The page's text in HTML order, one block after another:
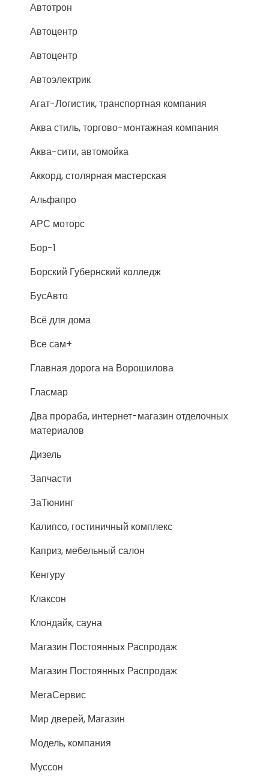
Автотрон
Автоцентр
Автоцентр
Автоэлектрик
Агат-Логистик, транспортная компания
Аква стиль, торгово-монтажная компания
Аква-сити, автомойка
Аккорд, столярная мастерская
Альфапро
АРС моторс
Бор-1
Борский Губернский колледж
БусАвто
Всё для дома
Все сам+
Главная дорога на Ворошилова
Гласмар
Два прораба, интернет-магазин отделочных
материалов
Дизель
Запчасти
ЗаТюнинг
Калипсо, гостиничный комплекс
Каприз, мебельный салон
Кенгуру
Клаксон
Клондайк, сауна
Магазин Постоянных Распродаж
Магазин Постоянных Распродаж
МегаСервис
Мир дверей, Магазин
Модель, компания
Муссон